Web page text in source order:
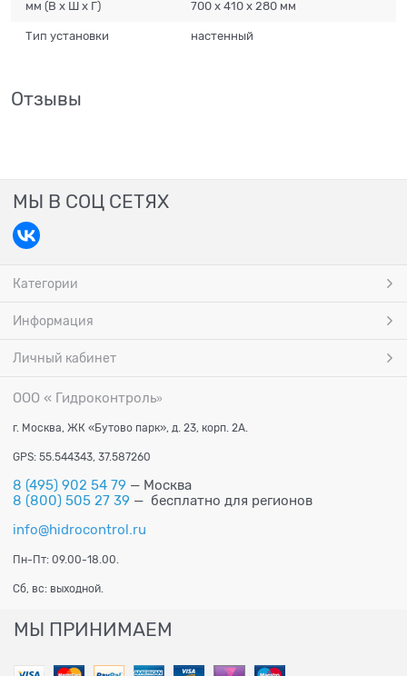
мм (В х Ш х Г) 700 х 410 х 280 мм
Тип установки настенный
Отзывы
МЫ В СОЦ СЕТЯХ
Категории
Информация
Личный кабинет
ООО « Гидроконтроль»
г. Москва, ЖК «Бутово парк», д. 23, корп. 2А.
GPS: 55.544343, 37.587260
8 (495) 902 54 79 — Москва
8 (800) 505 27 39 — бесплатно для регионов
info@hidrocontrol.ru
Пн-Пт: 09.00-18.00.
Сб, вс: выходной.
МЫ ПРИНИМАЕМ